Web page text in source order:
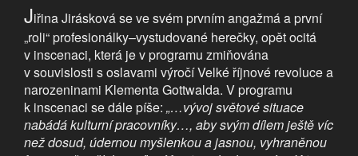
Jiřina Jirásková se ve svém prvním angažmá a první
„roli“ profesionálky–vystudované herečky, opět ocitá
v inscenaci, která je v programu zmiňována
v souvislosti s oslavami výročí Velké říjnové revoluce a
narozeninami Klementa Gottwalda. V programu
k inscenaci se dále píše: „…vývoj světové situace
nabádá kulturní pracovníky…, aby svým dílem ještě víc
než dosud, údernou myšlenkou a jasnou, vyhraněnou